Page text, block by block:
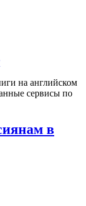
на английском
сервисы по
в